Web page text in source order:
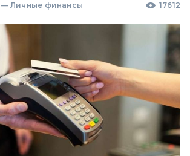
— Личные финансы 17612